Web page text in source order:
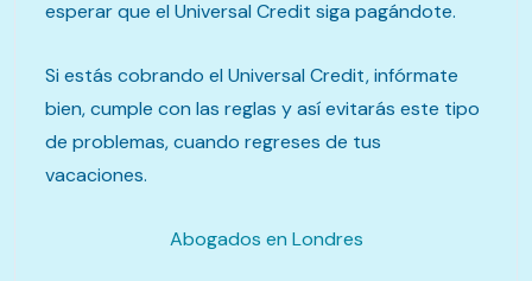
esperar que el Universal Credit siga pagándote.
Si estás cobrando el Universal Credit, infórmate
bien, cumple con las reglas y así evitarás este tipo
de problemas, cuando regreses de tus
vacaciones.
Abogados en Londres